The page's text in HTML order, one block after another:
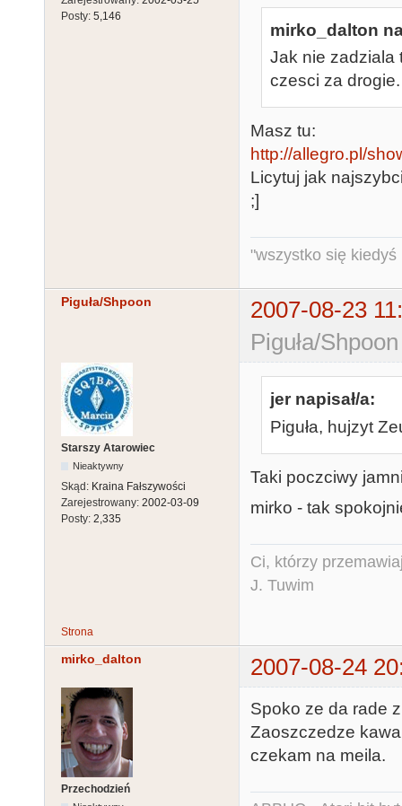
Posty: 5,146
mirko_dalton
Jak nie zadziala
czesci za drogie.
Masz tu:
http://allegro.pl/
Licytuj jak
;]
"wszystko się kiedyś
Piguła/Shpoon
2007-08-23
Piguła/
Starszy Atarowiec
Nieaktywny
Skąd: Kraina Fałszywości
Zarejestrowany: 2002-03-09
Posty: 2,335
jer napisał/a:
Piguła, hujzyt
Taki poczciwy
mirko - tak
Ci, którzy
J. Tuwim
Strona
mirko_dalton 2007-08-24
Przechodzień
Spoko ze da rade
Zaoszczedze
czekam na meila.